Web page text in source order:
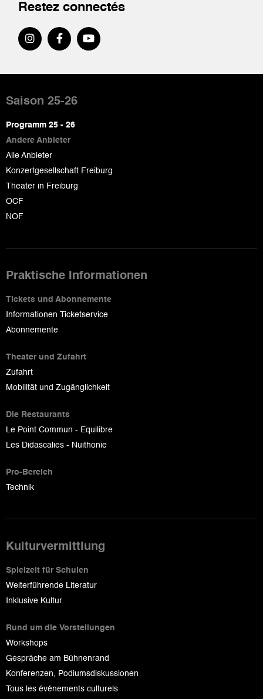
Restez connectés
de
page
Saison 25-26
Programm 25 - 26
Andere Anbieter
Alle Anbieter
Konzertgesellschaft Freiburg
Theater in Freiburg
OCF
NOF
Praktische Informationen
Tickets und Abonnemente
Informationen Ticketservice
Abonnemente
Theater und Zufahrt
Zufahrt
Mobilität und Zugänglichkeit
Die Restaurants
Le Point Commun - Equilibre
Les Didascalies - Nuithonie
Pro-Bereich
Technik
Kulturvermittlung
Spielzeit für Schulen
Weiterführende Literatur
Inklusive Kultur
Rund um die Vorstellungen
Workshops
Gespräche am Bühnenrand
Konferenzen, Podiumsdiskussionen
Tous les événements culturels